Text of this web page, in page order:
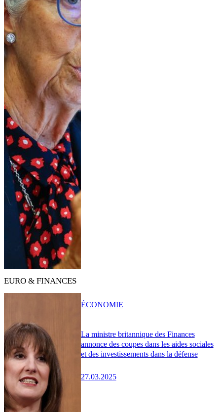
EURO & FINANCES
La ministre britannique des Finances
annonce des coupes dans les aides sociales
et des investissements dans la défense
27.03.2025
ÉCONOMIE